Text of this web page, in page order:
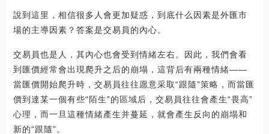
說到這里，相信很多人會更加疑惑，到底什么因素是外匯市
場的主導因素？答案是交易員的內心。
交易員也是人，其內心也會受到情緒左右。因此，我們會看
到匯價經常會出現爬升之后的崩塌，這背后有兩種情緒——
當匯價開始爬升時，交易員往往愿意采取“跟隨”策略，而當匯
價到達某一個有些“陌生”的區域后，交易員往往會產生“畏高”
心理，而一旦這種情緒產生并蔓延，就會產生反向的崩塌和
新的“跟隨”。